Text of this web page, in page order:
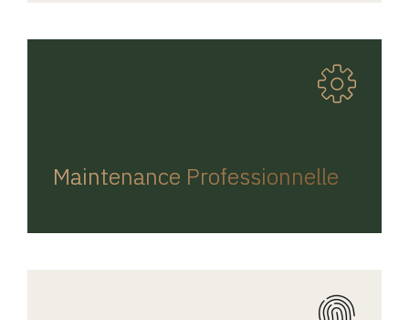
Maintenance Professionnelle